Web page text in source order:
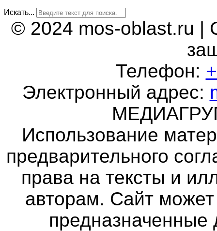
Искать...
© 2024 mos-oblast.ru |
Телефон:
Электронный адрес:
Использование
предварительного
права на тексты и
авторам. Сайт